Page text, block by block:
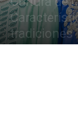
tradiciones